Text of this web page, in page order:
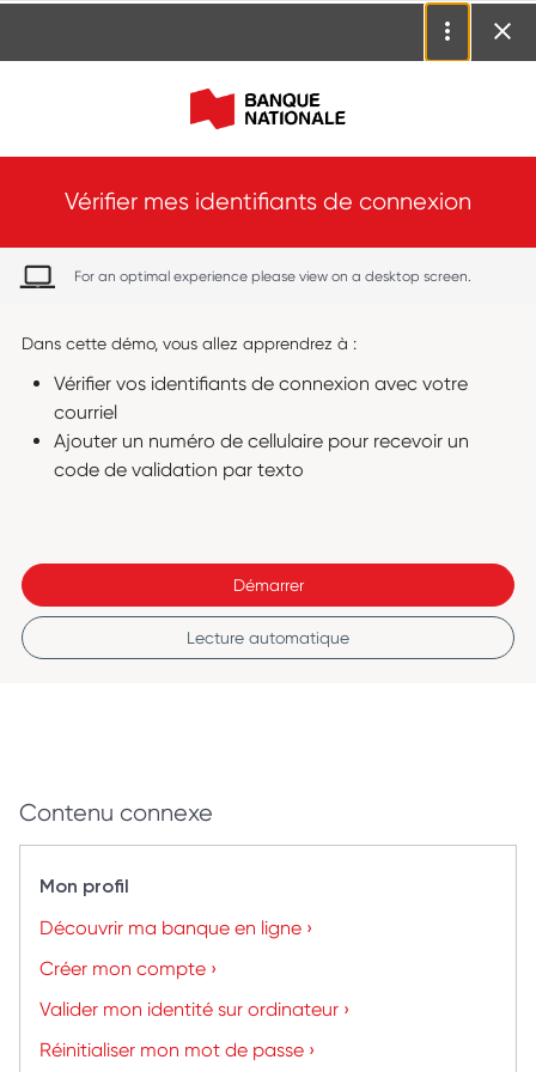
Vérifier mes identifiants de connexion
For an optimal experience please view on a desktop screen.
Dans cette démo, vous allez apprendrez à :
Vérifier vos identifiants de connexion avec votre
courriel
Ajouter un numéro de cellulaire pour recevoir un
code de validation par texto
Démarrer
Lecture automatique
Contenu connexe
Mon profil
Découvrir ma banque en ligne ›
Créer mon compte ›
Valider mon identité sur ordinateur ›
Réinitialiser mon mot de passe ›